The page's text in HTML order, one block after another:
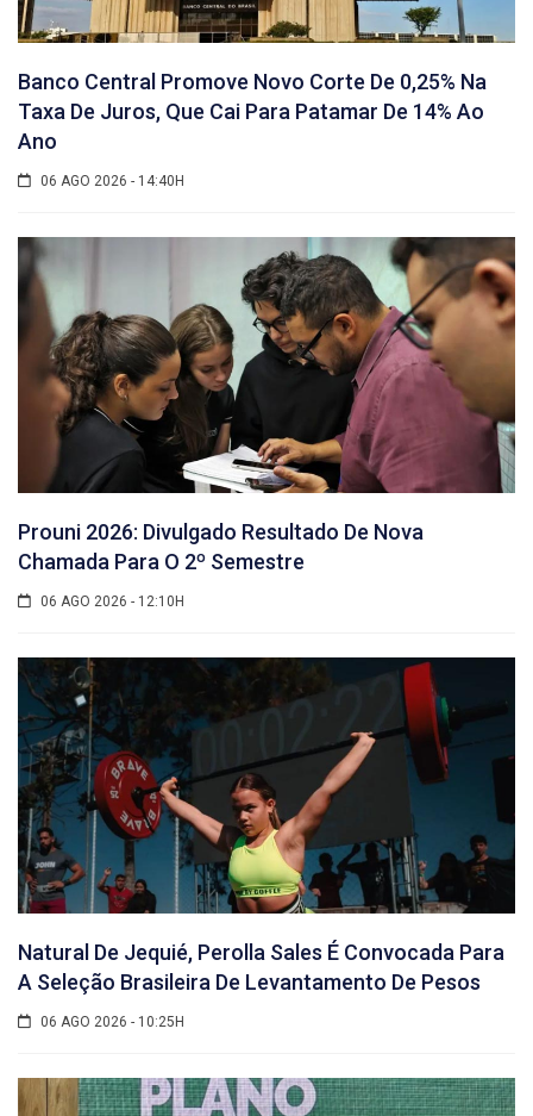
Banco Central Promove Novo Corte De 0,25% Na
Taxa De Juros, Que Cai Para Patamar De 14% Ao
Ano
06 AGO 2026 - 14:40H
Prouni 2026: Divulgado Resultado De Nova
Chamada Para O 2º Semestre
06 AGO 2026 - 12:10H
Natural De Jequié, Perolla Sales É Convocada Para
A Seleção Brasileira De Levantamento De Pesos
06 AGO 2026 - 10:25H